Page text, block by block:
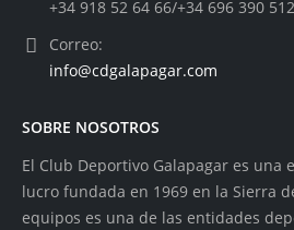
+34 918 52 64 66/+34 696 390 512
Correo:
info@cdgalapagar.com
SOBRE NOSOTROS
El Club Deportivo Galapagar es una
lucro fundada en 1969 en la Sierra
equipos es una de las entidades